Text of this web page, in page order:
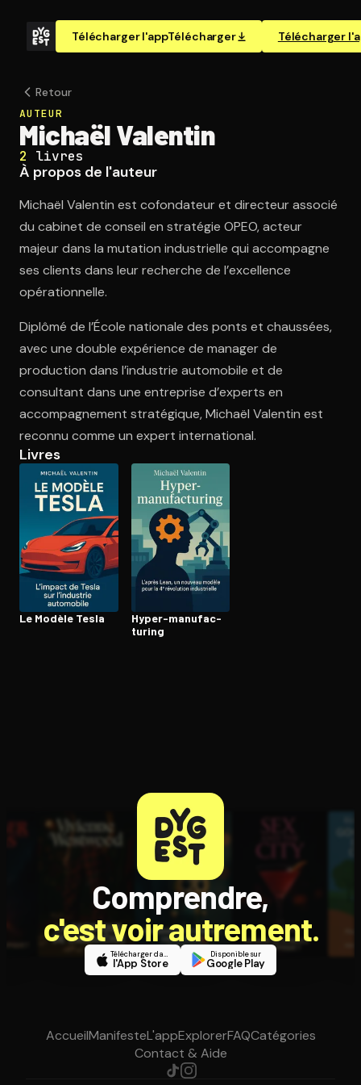
Télécharger l'appTélécharger Télécharger
Ouvre l'app Appareil photo, pointe sur le code. C'est gratuit à
Retour
AUTEUR
Michaël Valentin
2 livres
À propos de l'auteur
Michaël Valentin est cofondateur et directeur associé
du cabinet de conseil en stratégie OPEO, acteur
majeur dans la mutation industrielle qui accompagne
ses clients dans leur recherche de l’excellence
opérationnelle.
Diplômé de l’École nationale des ponts et chaussées,
avec une double expérience de manager de
production dans l’industrie automobile et de
consultant dans une entreprise d’experts en
accompagnement stratégique, Michaël Valentin est
reconnu comme un expert international.
Livres
Le Modèle Tesla
Hyper-ma­nu­fac­
tu­ring
Comprendre,
c'est voir autrement.
Télécharger dans
l'App Store
Disponible sur
Google Play
AccueilManifesteL'appExplorerFAQCatégories
Contact & Aide